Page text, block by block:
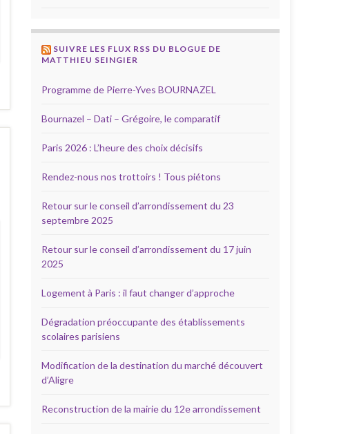
SUIVRE LES FLUX RSS DU BLOGUE DE
MATTHIEU SEINGIER
Programme de Pierre-Yves BOURNAZEL
Bournazel – Dati – Grégoire, le comparatif
Paris 2026 : L’heure des choix décisifs
Rendez-nous nos trottoirs ! Tous piétons
Retour sur le conseil d’arrondissement du 23
septembre 2025
Retour sur le conseil d’arrondissement du 17 juin
2025
Logement à Paris : il faut changer d’approche
Dégradation préoccupante des établissements
scolaires parisiens
Modification de la destination du marché découvert
d’Aligre
Reconstruction de la mairie du 12e arrondissement